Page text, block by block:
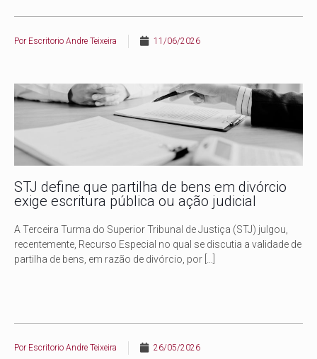
Por Escritorio Andre Teixeira 11/06/2026
STJ define que partilha de bens em divórcio
exige escritura pública ou ação judicial
A Terceira Turma do Superior Tribunal de Justiça (STJ) julgou,
recentemente, Recurso Especial no qual se discutia a validade de
partilha de bens, em razão de divórcio, por […]
Por Escritorio Andre Teixeira 26/05/2026